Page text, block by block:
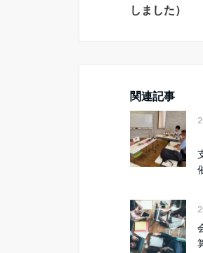
しました）
関連記事